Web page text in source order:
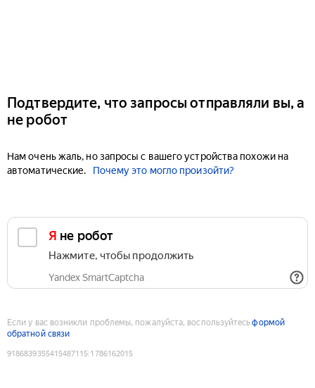
Подтвердите, что запросы отправляли вы, а
не робот
Нам очень жаль, но запросы с вашего устройства похожи на
автоматические.
Почему это могло произойти?
Я не робот
Нажмите, чтобы продолжить
Yandex SmartCaptcha
Если у вас возникли проблемы, пожалуйста, воспользуйтесьформой
обратной связи
9186839355415487115:1786162015